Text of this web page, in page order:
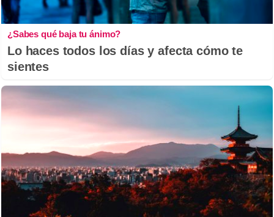
¿Sabes qué baja tu ánimo?
Lo haces todos los días y afecta cómo te
sientes